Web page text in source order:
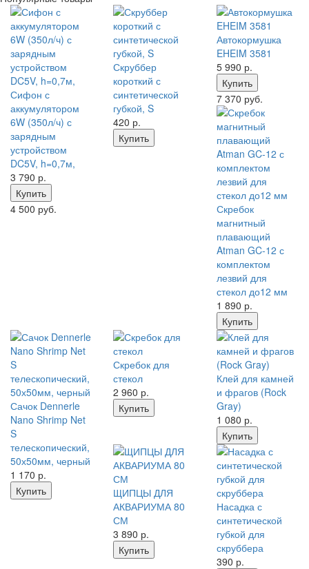
Сифон с
аккумулятором
6W (350л/ч) с
зарядным
устройством
DC5V, h=0,7м,
3 790 р.
Купить
4 500 руб.
Скруббер
короткий с
синтетической
губкой, S
420 р.
Купить
Автокормушка
EHEIM 3581
5 990 р.
Купить
7 370 руб.
Скребок
магнитный
плавающий
Atman GC-12 с
комплектом
лезвий для
стекол до12 мм
1 890 р.
Купить
Сачок Dennerle
Nano Shrimp Net
S
телескопический,
50х50мм, черный
1 170 р.
Купить
Скребок для
стекол
2 960 р.
Купить
Клей для камней
и фрагов (Rock
Gray)
1 080 р.
Купить
ЩИПЦЫ ДЛЯ
АКВАРИУМА 80
СМ
3 890 р.
Купить
Насадка с
синтетической
губкой для
скруббера
390 р.